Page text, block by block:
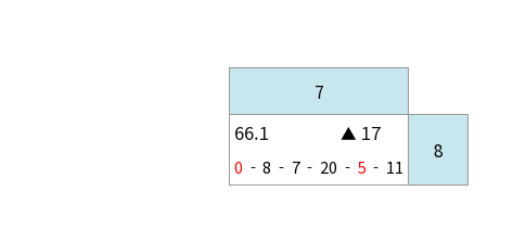
7
66.1 ▲ 17
0 - 8 - 7 - 20 - 5 - 11
8